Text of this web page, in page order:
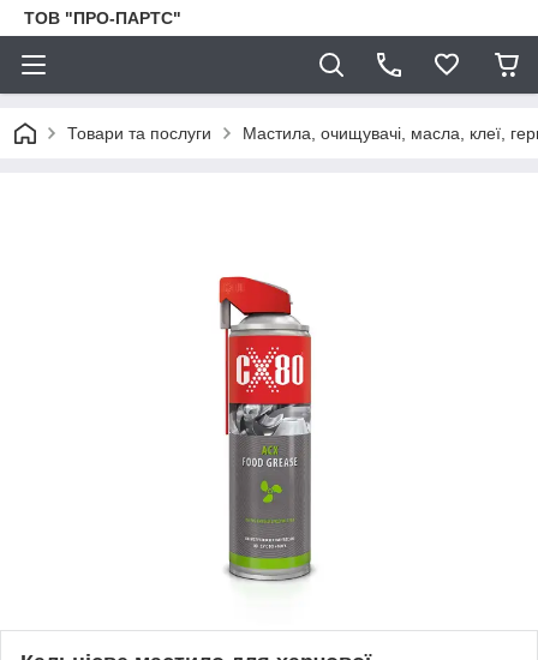
ТОВ "ПРО-ПАРТС"
Товари та послуги Мастила, очищувачі, масла, клеї,